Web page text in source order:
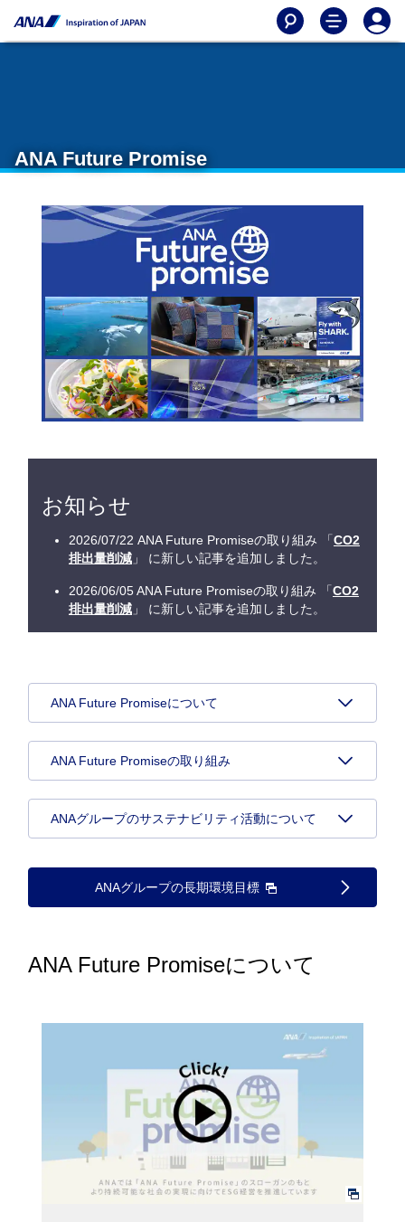
ANA Future Promise
お知らせ
2026/07/22 ANA Future Promiseの取り組み 「CO2
排出量削減 」 に新しい記事を追加しました。
2026/06/05 ANA Future Promiseの取り組み 「CO2
排出量削減 」 に新しい記事を追加しました。
ANA Future Promiseについて
ANA Future Promiseの取り組み
ANAグループのサステナビリティ活動について
ANAグループの長期環境目標
ANA Future Promiseについて